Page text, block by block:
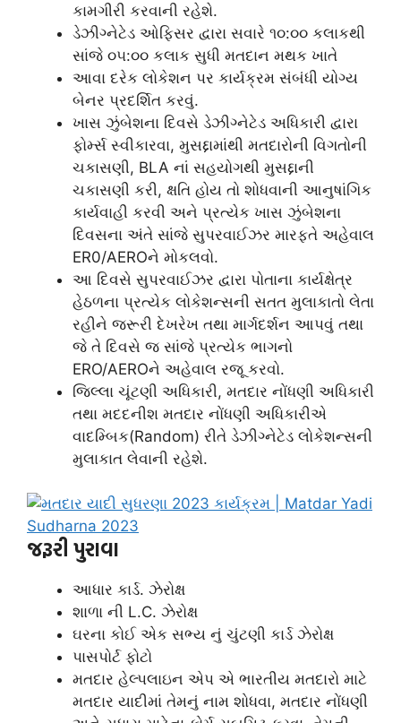
કામગીરી કરવાની રહેશે.
ડેઝીગ્નેટેડ ઓફિસર દ્વારા સવારે ૧૦:૦૦ કલાકથી
સાંજે ૦૫:૦૦ કલાક સુધી મતદાન મથક ખાતે
આવા દરેક લોકેશન પર કાર્યક્રમ સંબંધી યોગ્ય
બેનર પ્રદર્શિત કરવું.
ખાસ ઝુંબેશના દિવસે ડેઝીગ્નેટેડ અધિકારી દ્વારા
ફોર્મ્સ સ્વીકારવા, મુસદ્દામાંથી મતદારોની વિગતોની
ચકાસણી, BLA નાં સહયોગથી મુસદ્દાની
ચકાસણી કરી, ક્ષતિ હોય તો શોધવાની આનુષાંગિક
કાર્યવાહી કરવી અને પ્રત્યેક ખાસ ઝુંબેશના
દિવસના અંતે સાંજે સુપરવાઈઝર મારફતે અહેવાલ
ER0/AEROને મોકલવો.
આ દિવસે સુપરવાઈઝર દ્વારા પોતાના કાર્યક્ષેત્ર
હેઠળના પ્રત્યેક લોકેશન્સની સતત મુલાકાતો લેતા
રહીને જરૂરી દેખરેખ તથા માર્ગદર્શન આપવું તથા
જે તે દિવસે જ સાંજે પ્રત્યેક ભાગનો
ERO/AEROને અહેવાલ રજૂ કરવો.
જિલ્લા ચૂંટણી અધિકારી, મતદાર નોંધણી અધિકારી
તથા મદદનીશ મતદાર નોંધણી અધિકારીએ
વાદમ્બિક(Random) રીતે ડેઝીગ્નેટેડ લોકેશન્સની
મુલાકાત લેવાની રહેશે.
જરૂરી પુરાવા
આધાર કાર્ડ. ઝેરોક્ષ
શાળા ની L.C. ઝેરોક્ષ
ઘરના કોઈ એક સભ્ય નું ચુંટણી કાર્ડ ઝેરોક્ષ
પાસપોર્ટ ફોટો
મતદાર હેલ્પલાઇન એપ એ ભારતીય મતદારો માટે
મતદાર યાદીમાં તેમનું નામ શોધવા, મતદાર નોંધણી